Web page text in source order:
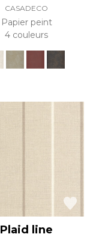
CASADECO
Papier peint
4 couleurs
Plaid line